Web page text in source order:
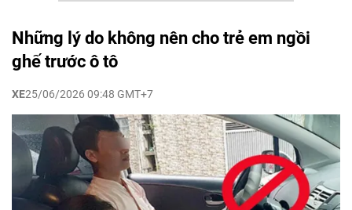
Những lý do không nên cho trẻ em ngồi
ghế trước ô tô
XE25/06/2026 09:48 GMT+7